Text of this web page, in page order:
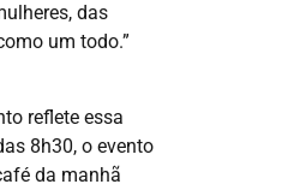
das
um todo.”
reflete essa
8h30, o evento
da manhã